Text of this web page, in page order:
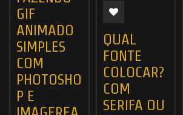
GIF
ANIMADO
SIMPLES
COM
PHOTOSHO
P E
QUAL
FONTE
COLOCAR?
COM
SERIFA OU
forces and